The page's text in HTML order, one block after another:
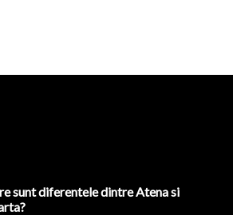
sunt diferentele dintre Atena si